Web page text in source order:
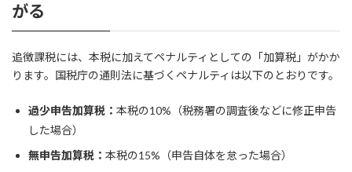
がる
追徴課税には、本税に加えてペナルティとしての「加算税」がかか
ります。国税庁の通則法に基づくペナルティは以下のとおりです。
過少申告加算税： 本税の10%（税務署の調査後などに修正申告
した場合）
無申告加算税： 本税の15%（申告自体を怠った場合）